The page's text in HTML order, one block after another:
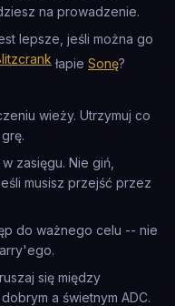
na prowadzenie.
lepsze, jeśli można go
łapie Sonę?
wieży. Utrzymuj co
zasięgu. Nie giń,
musisz przejść przez
do ważnego celu -- nie
się między
a świetnym ADC.